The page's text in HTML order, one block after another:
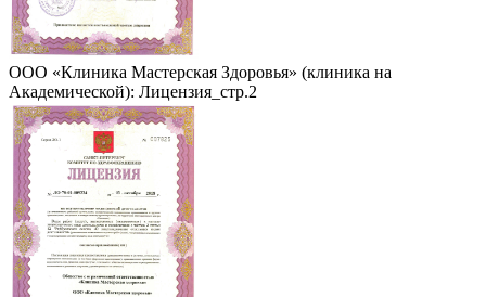
ООО «Клиника Мастерская Здоровья» (клиника на
Академической): Лицензия_стр.2